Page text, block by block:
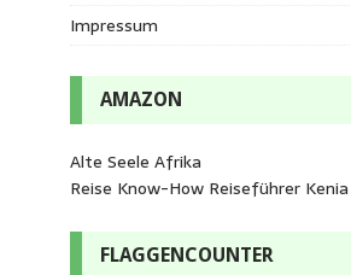
Impressum
AMAZON
Alte Seele Afrika
Reise Know-How Reiseführer Kenia
FLAGGENCOUNTER